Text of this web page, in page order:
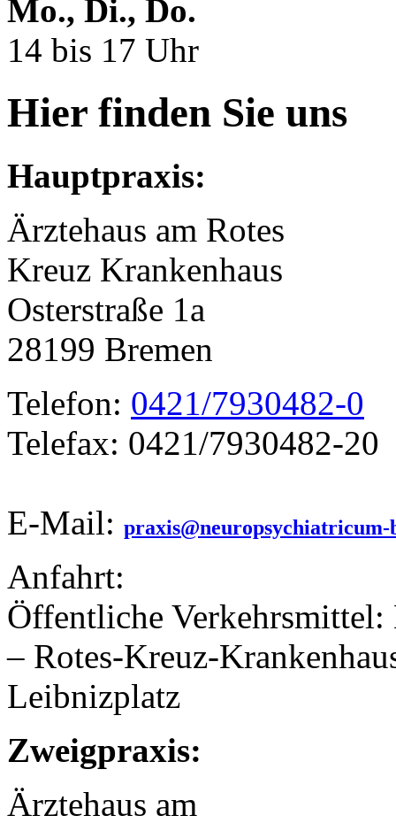
Mo., Di., Do.
14 bis 17 Uhr
Hier finden Sie uns
Hauptpraxis:
Ärztehaus am Rotes
Kreuz Krankenhaus
Osterstraße 1a
28199 Bremen
Telefon: 0421/7930482-0
Telefax: 0421/7930482-20
E-Mail: praxis@neuropsychiatricum-
Anfahrt:
Öffentliche
– Rotes-Kreuz-
Leibnizplatz
Zweigpraxis:
Ärztehaus am